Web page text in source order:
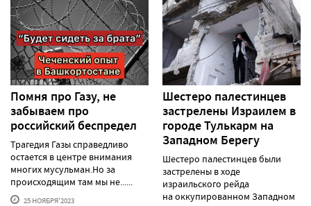
Помня про Газу, не
забываем про
российский беспредел
Трагедия Газы справедливо
остается в центре внимания
многих мусульман.Но за
происходящим там мы не......
25 НОЯБРЯ'2023
Шестеро палестинцев
застрелены Израилем в
городе Тулькарм на
Западном Берегу
Шестеро палестинцев были
застрелены в ходе
израильского рейда
на оккупированном Западном